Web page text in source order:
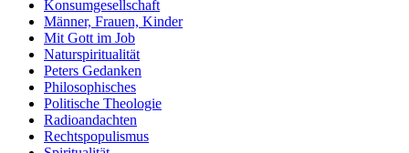
Konsumgesellschaft
Männer, Frauen, Kinder
Mit Gott im Job
Naturspiritualität
Peters Gedanken
Philosophisches
Politische Theologie
Radioandachten
Rechtspopulismus